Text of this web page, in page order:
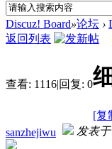
Discuz! Board»论坛 ›
返回列表
查看: 1116|回复: 0
[复
sanzhejiwu
发表于